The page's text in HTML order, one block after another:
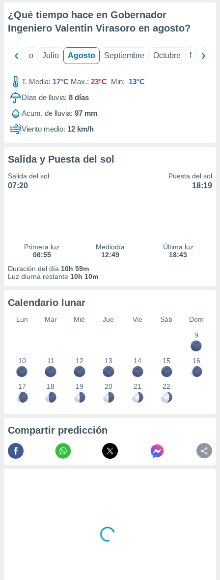
mediante
publicidad
de
1199
¿Qué tiempo hace en Gobernador
Ingeniero Valentin Virasoro en agosto?
Junio Julio Agosto Septiembre Octubre
T. Media: 17°C Max.: 23°C Min: 13°C
Días de lluvia: 8 días
Acum. de lluvia: 97 mm
Viento medio: 12 km/h
Salida y Puesta del sol
Salida del sol
07:20
Puesta del sol
18:19
Primera luz
06:55
Mediodía
12:49
Última luz
18:43
Duración del día 10h 59m
Luz diurna restante 10h 10m
Calendario lunar
Lun Mar Mié Jue Vie Sáb
Dom
9
10 11 12 13 14 15 16
17 18 19 20 21 22
Compartir predicción